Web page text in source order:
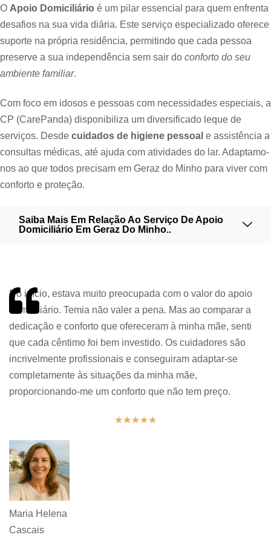
O Apoio Domiciliário é um pilar essencial para quem enfrenta
desafios na sua vida diária. Este serviço especializado oferece
suporte na própria residência, permitindo que cada pessoa
preserve a sua independência sem sair do conforto do seu
ambiente familiar.
Com foco em idosos e pessoas com necessidades especiais, a
CP (CarePanda) disponibiliza um diversificado leque de
serviços. Desde cuidados de higiene pessoal e assistência a
consultas médicas, até ajuda com atividades do lar. Adaptamo-
nos ao que todos precisam em Geraz do Minho para viver com
conforto e proteção.
Saiba Mais Em Relação Ao Serviço De Apoio
Domiciliário Em Geraz Do Minho..
No início, estava muito preocupada com o valor do apoio
domiciliário. Temia não valer a pena. Mas ao comparar a
dedicação e conforto que ofereceram à minha mãe, senti
que cada cêntimo foi bem investido. Os cuidadores são
incrivelmente profissionais e conseguiram adaptar-se
completamente às situações da minha mãe,
proporcionando-me um conforto que não tem preço.
★★★★★
Maria Helena
Cascais